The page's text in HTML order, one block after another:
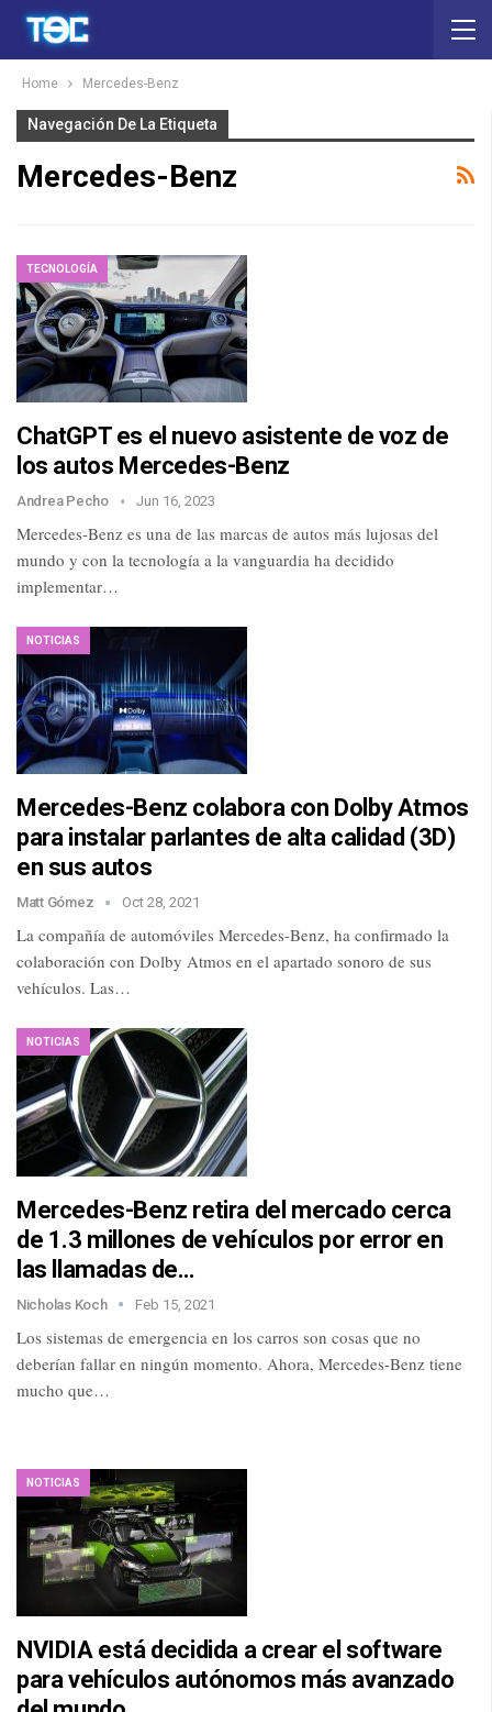
Home Mercedes-Benz
Navegación De La Etiqueta
Mercedes-Benz
TECNOLOGÍA
ChatGPT es el nuevo asistente de voz de
los autos Mercedes-Benz
Andrea Pecho Jun 16, 2023
Mercedes-Benz es una de las marcas de autos más lujosas del
mundo y con la tecnología a la vanguardia ha decidido
implementar…
NOTICIAS
Mercedes-Benz colabora con Dolby Atmos
para instalar parlantes de alta calidad (3D)
en sus autos
Matt Gómez Oct 28, 2021
La compañía de automóviles Mercedes-Benz, ha confirmado la
colaboración con Dolby Atmos en el apartado sonoro de sus
vehículos. Las…
NOTICIAS
Mercedes-Benz retira del mercado cerca
de 1.3 millones de vehículos por error en
las llamadas de…
Nicholas Koch Feb 15, 2021
Los sistemas de emergencia en los carros son cosas que no
deberían fallar en ningún momento. Ahora, Mercedes-Benz tiene
mucho que…
NOTICIAS
NVIDIA está decidida a crear el software
para vehículos autónomos más avanzado